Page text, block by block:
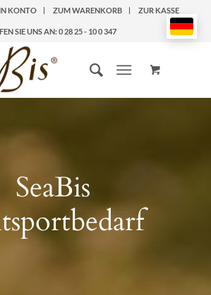
KONTO ZUM WARENKORB ZUR KASSE
SIE UNS AN: 0 28 25 - 10 0 347
SeaBis